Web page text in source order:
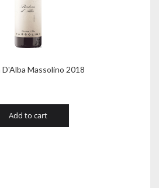
D'Alba Massolino 2018
Add to cart